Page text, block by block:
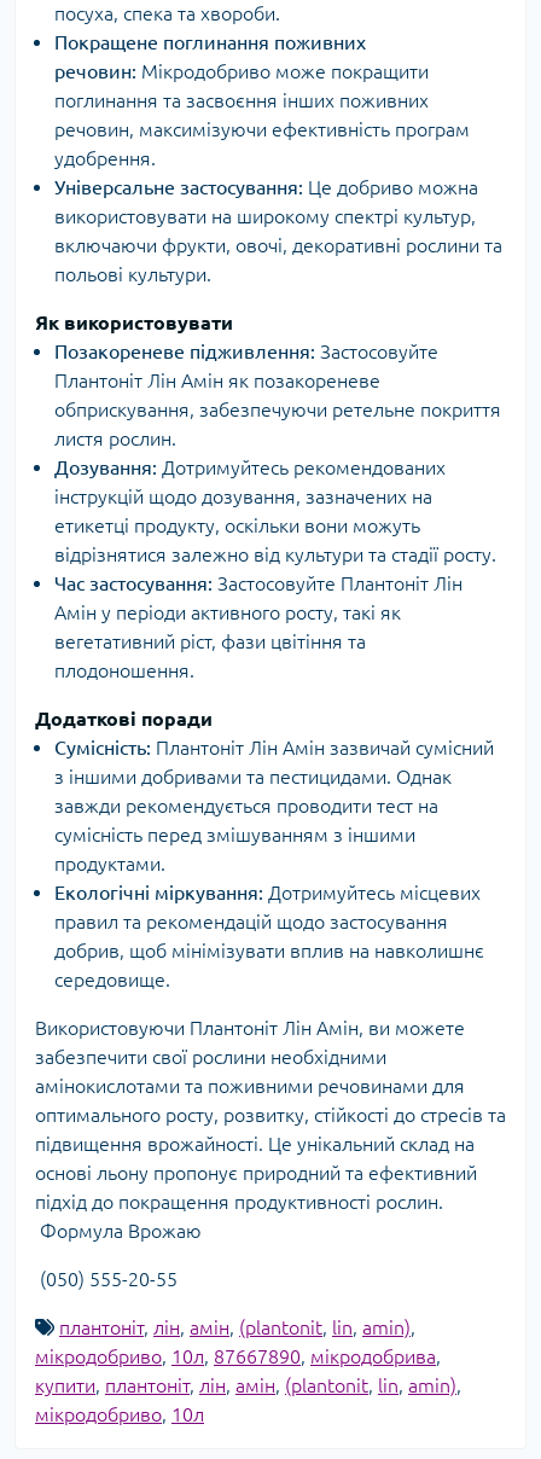
посуха, спека та хвороби.
Покращене поглинання поживних
речовин: Мікродобриво може покращити
поглинання та засвоєння інших поживних
речовин, максимізуючи ефективність програм
удобрення.
Універсальне застосування: Це добриво можна
використовувати на широкому спектрі культур,
включаючи фрукти, овочі, декоративні рослини та
польові культури.
Як використовувати
Позакореневе підживлення: Застосовуйте
Плантоніт Лін Амін як позакореневе
обприскування, забезпечуючи ретельне покриття
листя рослин.
Дозування: Дотримуйтесь рекомендованих
інструкцій щодо дозування, зазначених на
етикетці продукту, оскільки вони можуть
відрізнятися залежно від культури та стадії росту.
Час застосування: Застосовуйте Плантоніт Лін
Амін у періоди активного росту, такі як
вегетативний ріст, фази цвітіння та
плодоношення.
Додаткові поради
Сумісність: Плантоніт Лін Амін зазвичай сумісний
з іншими добривами та пестицидами. Однак
завжди рекомендується проводити тест на
сумісність перед змішуванням з іншими
продуктами.
Екологічні міркування: Дотримуйтесь місцевих
правил та рекомендацій щодо застосування
добрив, щоб мінімізувати вплив на навколишнє
середовище.
Використовуючи Плантоніт Лін Амін, ви можете
забезпечити свої рослини необхідними
амінокислотами та поживними речовинами для
оптимального росту, розвитку, стійкості до стресів та
підвищення врожайності. Це унікальний склад на
основі льону пропонує природний та ефективний
підхід до покращення продуктивності рослин.
Формула Врожаю
(050) 555-20-55
плантоніт, лін, амін, (plantonit, lin, amin),
мікродобриво, 10л, 87667890, мікродобрива,
купити, плантоніт, лін, амін, (plantonit, lin, amin),
мікродобриво, 10л